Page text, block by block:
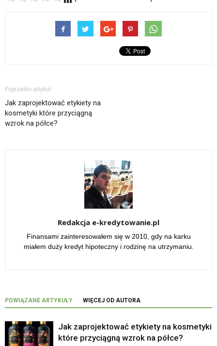
Poprzedni artykuł
Jak zaprojektować etykiety na
kosmetyki które przyciągną
wzrok na półce?
Redakcja e-kredytowanie.pl
Finansami zainteresowałem się w 2010, gdy na karku
miałem duży kredyt hipoteczny i rodzinę na utrzymaniu.
POWIĄZANE ARTYKUŁY WIĘCEJ OD AUTORA
Jak zaprojektować etykiety na kosmetyki
które przyciągną wzrok na półce?